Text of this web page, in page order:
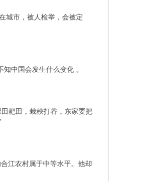
城市，被人检举，会被定
中国会发生什么变化 。
耙田，栽秧打谷，东家要把
江农村属于中等水平。他却